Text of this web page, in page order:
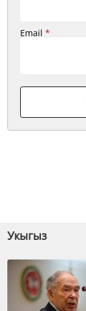
Email *
Укыгыз